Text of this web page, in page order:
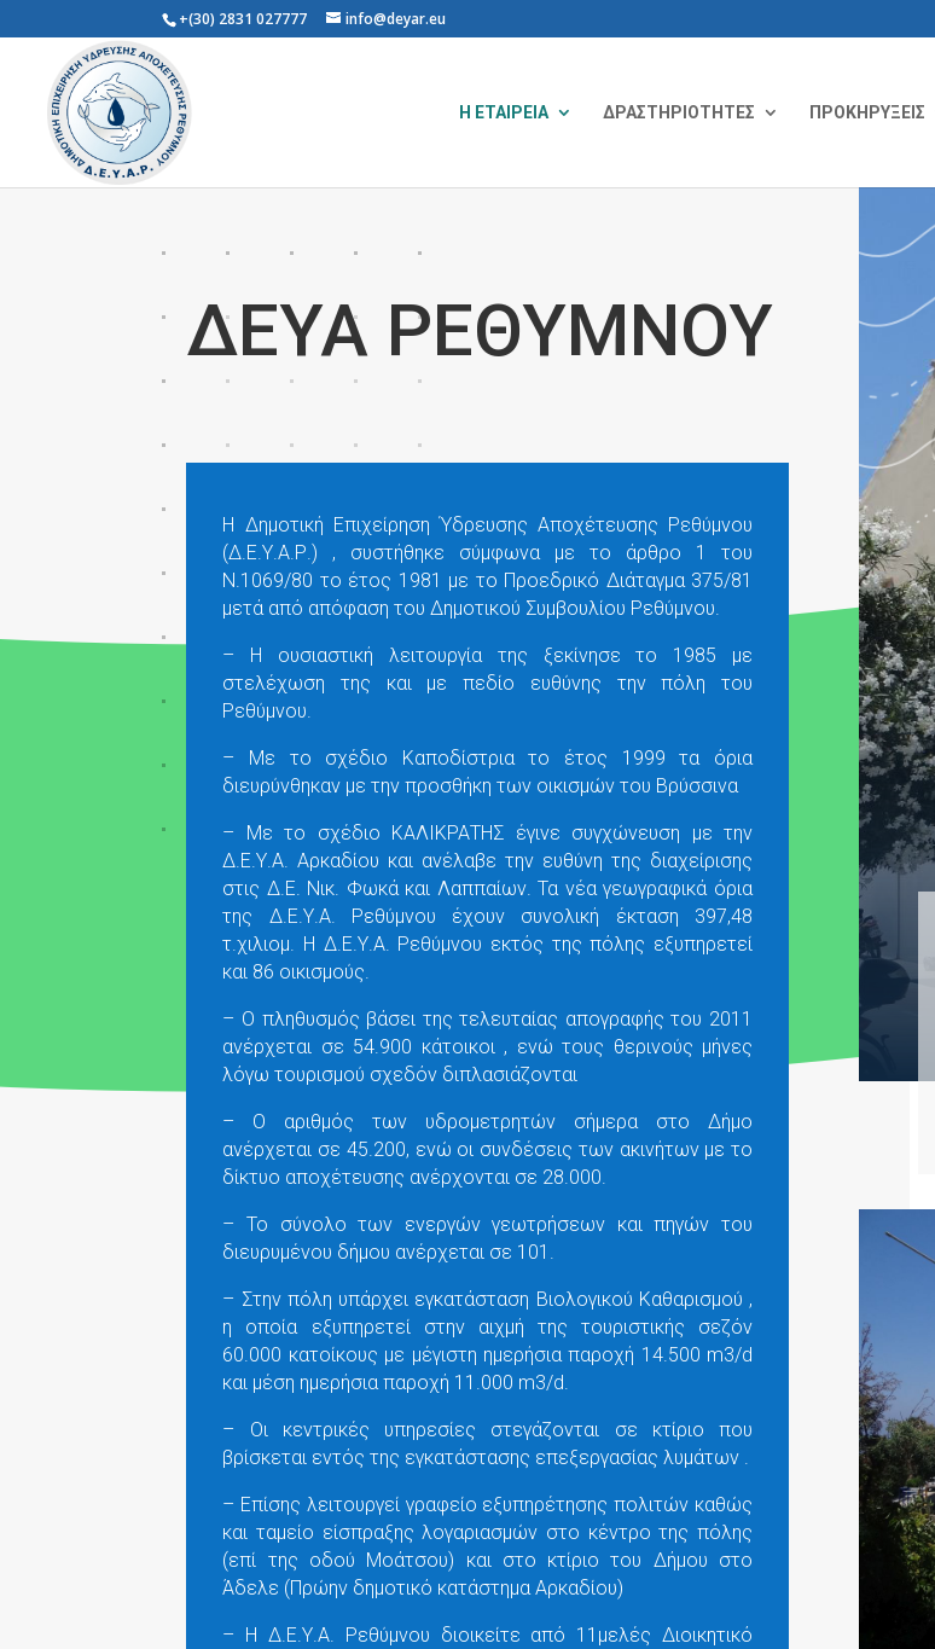
+(30) 2831 027777 info@deyar.eu
Η ΕΤΑΙΡΕΙΑ ΔΡΑΣΤΗΡΙΟΤΗΤΕΣ ΠΡΟΚΗΡΥΞΕΙΣ
ΔΕΥΑ ΡΕΘΥΜΝΟΥ
Η Δημοτική Επιχείρηση Ύδρευσης Αποχέτευσης Ρεθύμνου
(Δ.Ε.Υ.Α.Ρ.) , συστήθηκε σύμφωνα με το άρθρο 1 του
Ν.1069/80 το έτος 1981 με το Προεδρικό Διάταγμα 375/81
μετά από απόφαση του Δημοτικού Συμβουλίου Ρεθύμνου.
– Η ουσιαστική λειτουργία της ξεκίνησε το 1985 με
στελέχωση της και με πεδίο ευθύνης την πόλη του
Ρεθύμνου.
– Με το σχέδιο Καποδίστρια το έτος 1999 τα όρια
διευρύνθηκαν με την προσθήκη των οικισμών του Βρύσσινα
– Με το σχέδιο ΚΑΛΙΚΡΑΤΗΣ έγινε συγχώνευση με την
Δ.Ε.Υ.Α. Αρκαδίου και ανέλαβε την ευθύνη της διαχείρισης
στις Δ.Ε. Νικ. Φωκά και Λαππαίων. Τα νέα γεωγραφικά όρια
της Δ.Ε.Υ.Α. Ρεθύμνου έχουν συνολική έκταση 397,48
τ.χιλιομ. Η Δ.Ε.Υ.Α. Ρεθύμνου εκτός της πόλης εξυπηρετεί
και 86 οικισμούς.
– Ο πληθυσμός βάσει της τελευταίας απογραφής του 2011
ανέρχεται σε 54.900 κάτοικοι , ενώ τους θερινούς μήνες
λόγω τουρισμού σχεδόν διπλασιάζονται
– Ο αριθμός των υδρομετρητών σήμερα στο Δήμο
ανέρχεται σε 45.200, ενώ οι συνδέσεις των ακινήτων με το
δίκτυο αποχέτευσης ανέρχονται σε 28.000.
– Το σύνολο των ενεργών γεωτρήσεων και πηγών του
διευρυμένου δήμου ανέρχεται σε 101.
– Στην πόλη υπάρχει εγκατάσταση Βιολογικού Καθαρισμού ,
η οποία εξυπηρετεί στην αιχμή της τουριστικής σεζόν
60.000 κατοίκους με μέγιστη ημερήσια παροχή 14.500 m3/d
και μέση ημερήσια παροχή 11.000 m3/d.
– Οι κεντρικές υπηρεσίες στεγάζονται σε κτίριο που
βρίσκεται εντός της εγκατάστασης επεξεργασίας λυμάτων .
– Επίσης λειτουργεί γραφείο εξυπηρέτησης πολιτών καθώς
και ταμείο είσπραξης λογαριασμών στο κέντρο της πόλης
(επί της οδού Μοάτσου) και στο κτίριο του Δήμου στο
Άδελε (Πρώην δημοτικό κατάστημα Αρκαδίου)
– Η Δ.Ε.Υ.Α. Ρεθύμνου διοικείτε από 11μελές Διοικητικό